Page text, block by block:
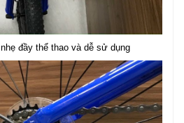
đầy thể thao và dễ sử dụng